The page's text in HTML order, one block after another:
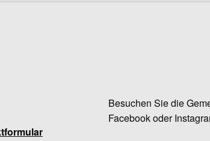
Besuchen Sie die
Facebook oder